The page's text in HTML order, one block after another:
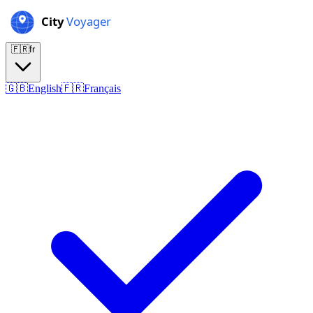
🇫🇷fr
🇬🇧English🇫🇷Français